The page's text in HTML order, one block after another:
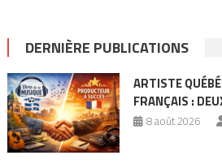
DERNIÈRE PUBLICATIONS
ARTISTE
FRANÇAIS :
8 août 2026